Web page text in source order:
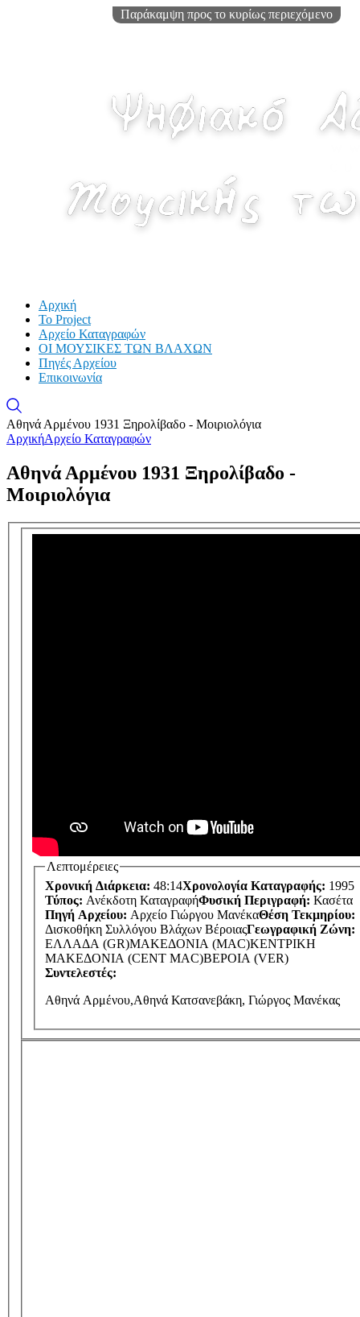
Παράκαμψη προς το κυρίως περιεχόμενο
Αρχική
Το Project
Αρχείο Καταγραφών
ΟΙ ΜΟΥΣΙΚΕΣ ΤΩΝ ΒΛΑΧΩΝ
Πηγές Αρχείου
Επικοινωνία
Αθηνά Αρμένου 1931 Ξηρολίβαδο - Μοιριολόγια
ΑρχικήΑρχείο Καταγραφών
Αθηνά Αρμένου 1931 Ξηρολίβαδο -
Μοιριολόγια
Λεπτομέρειες
Χρονική Διάρκεια: 48:14Χρονολογία Καταγραφής: 1995
Τύπος: Ανέκδοτη ΚαταγραφήΦυσική Περιγραφή: Κασέτα
Πηγή Αρχείου: Αρχείο Γιώργου ΜανέκαΘέση Τεκμηρίου:
Δισκοθήκη Συλλόγου Βλάχων ΒέροιαςΓεωγραφική Ζώνη:
ΕΛΛΑΔΑ (GR)ΜΑΚΕΔΟΝΙΑ (MAC)ΚΕΝΤΡΙΚΗ
ΜΑΚΕΔΟΝΙΑ (CENT MAC)ΒΕΡΟΙΑ (VER)
Συντελεστές:
Αθηνά Αρμένου,Αθηνά Κατσανεβάκη, Γιώργος Μανέκας